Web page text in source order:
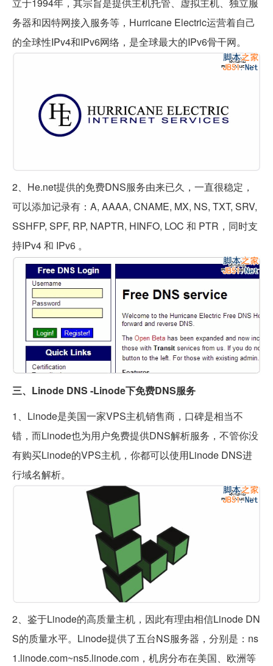
务器和因特网接入服务等，Hurricane Electric运营着自己
的全球性IPv4和IPv6网络，是全球最大的IPv6骨干网。
2、He.net提供的免费DNS服务由来已久，一直很稳定，
可以添加记录有：A, AAAA, CNAME, MX, NS, TXT, SRV,
SSHFP, SPF, RP, NAPTR, HINFO, LOC 和 PTR，同时支
持IPv4 和 IPv6 。
三、Linode DNS -Linode下免费DNS服务
1、Linode是美国一家VPS主机销售商，口碑是相当不
错，而Linode也为用户免费提供DNS解析服务，不管你没
有购买Linode的VPS主机，你都可以使用Linode DNS进
行域名解析。
2、鉴于Linode的高质量主机，因此有理由相信Linode DN
S的质量水平。Linode提供了五台NS服务器，分别是：ns
1.linode.com~ns5.linode.com，机房分布在美国、欧洲等